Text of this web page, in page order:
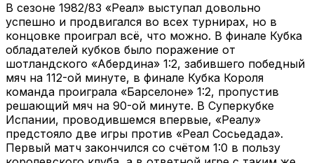
В сезоне 1982/83 «Реал» выступал довольно
успешно и продвигался во всех турнирах, но в
концовке проиграл всё, что можно. В финале Кубка
обладателей кубков было поражение от
шотландского «Абердина» 1:2, забившего победный
мяч на 112-ой минуте, в финале Кубка Короля
команда проиграла «Барселоне» 1:2, пропустив
решающий мяч на 90-ой минуте. В Суперкубке
Испании, проводившемся впервые, «Реалу»
предстояло две игры против «Реал Сосьедада».
Первый матч закончился со счётом 1:0 в пользу